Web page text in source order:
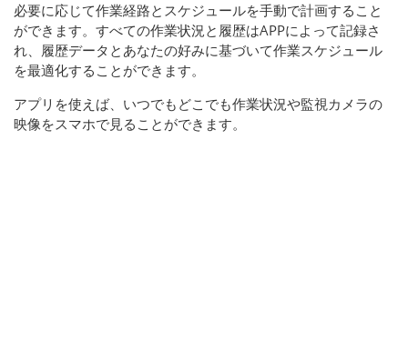
必要に応じて作業経路とスケジュールを手動で計画すること
ができます。すべての作業状況と履歴はAPPによって記録さ
れ、履歴データとあなたの好みに基づいて作業スケジュール
を最適化することができます。
アプリを使えば、いつでもどこでも作業状況や監視カメラの
映像をスマホで見ることができます。